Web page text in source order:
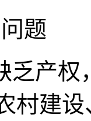
题
乏产权
村建